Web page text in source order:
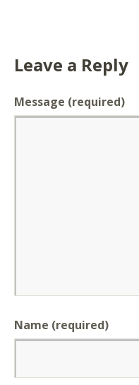
Leave a Reply
Message (required)
Name (required)